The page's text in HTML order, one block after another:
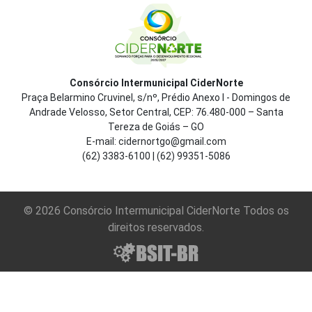
Consórcio Intermunicipal CiderNorte
Praça Belarmino Cruvinel, s/nº, Prédio Anexo I - Domingos de
Andrade Velosso, Setor Central, CEP: 76.480-000 – Santa
Tereza de Goiás – GO
E-mail: cidernortgo@gmail.com
(62) 3383-6100 | (62) 99351-5086
© 2026 Consórcio Intermunicipal CiderNorte Todos os
direitos reservados.